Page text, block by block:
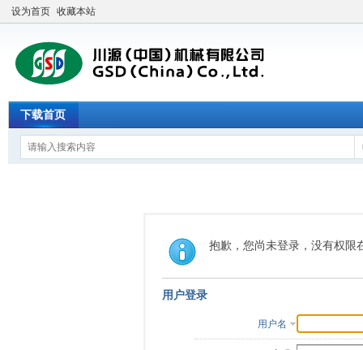
设为首页 收藏本站
下载首页
抱歉，您尚未登录，没有权限
用户登录
用户名